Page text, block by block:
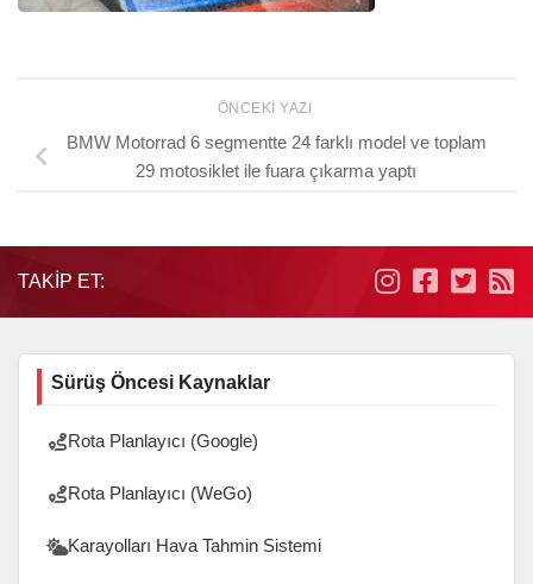
ÖNCEKI YAZI
BMW Motorrad 6 segmentte 24 farklı model ve toplam
29 motosiklet ile fuara çıkarma yaptı
TAKIP ET:
Sürüş Öncesi Kaynaklar
Rota Planlayıcı (Google)
Rota Planlayıcı (WeGo)
Karayolları Hava Tahmin Sistemi